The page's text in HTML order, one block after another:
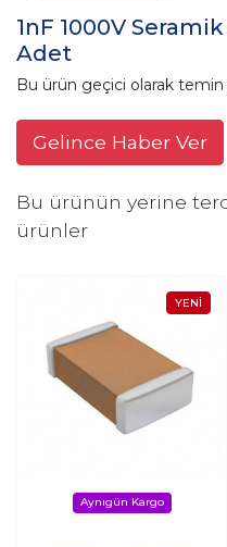
1nF 1000V
Adet
Bu ürün geçici olarak
Gelince Haber Ver
Bu ürünün yerine
ürünler